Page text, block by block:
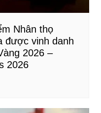
Nhân thọ
được vinh danh
2026 –
2026